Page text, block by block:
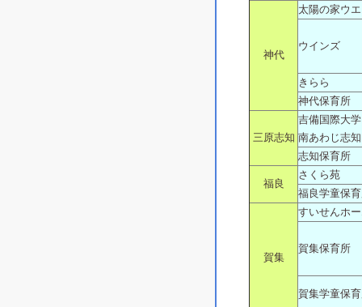
神代
太陽の家ウ
ウインズ
きらら
神代保育所
三原志知
吉備国際大学
南あわじ志
志知保育所
福良
さくら苑
福良学童保
賀集
すいせんホ
賀集保育所
賀集学童保